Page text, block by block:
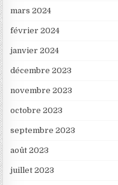
mars 2024
février 2024
janvier 2024
décembre 2023
novembre 2023
octobre 2023
septembre 2023
août 2023
juillet 2023